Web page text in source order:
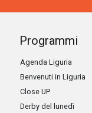
Programmi
Agenda Liguria
Benvenuti in Liguria
Close UP
Derby del lunedì